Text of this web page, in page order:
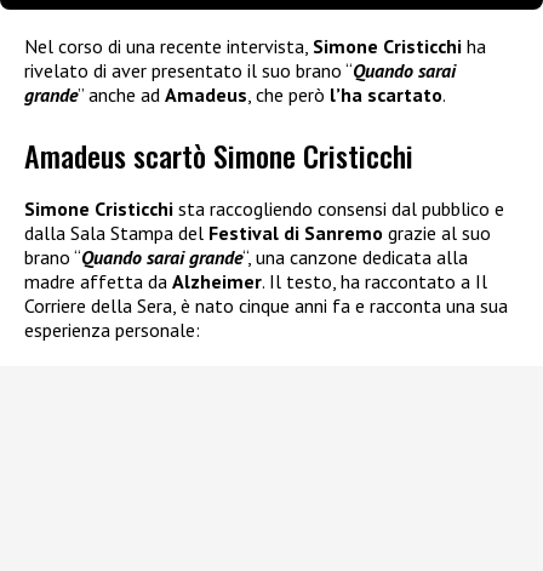
Nel corso di una recente intervista, Simone Cristicchi ha
rivelato di aver presentato il suo brano “Quando sarai
grande” anche ad Amadeus , che però l’ha scartato.
Amadeus scartò Simone Cristicchi
Simone Cristicchi sta raccogliendo consensi dal pubblico e
dalla Sala Stampa del Festival di Sanremo grazie al suo
brano “Quando sarai grande“, una canzone dedicata alla
madre affetta da Alzheimer. Il testo, ha raccontato a Il
Corriere della Sera, è nato cinque anni fa e racconta una sua
esperienza personale: